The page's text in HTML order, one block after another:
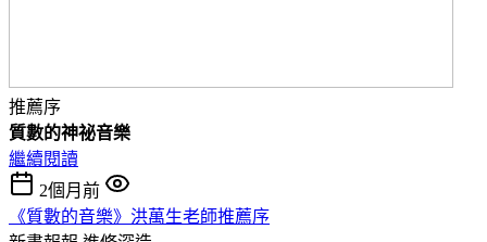
推薦序
質數的神祕音樂
繼續閱讀
2個月前
《質數的音樂》洪萬生老師推薦序